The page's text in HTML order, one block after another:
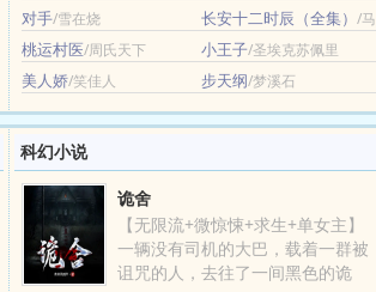
对手/雪在烧 长安十二时辰（全集） /马
伯庸
桃运村医/周氏天下 小王子/圣埃克苏佩里
（法）
美人娇/笑佳人 步天纲/梦溪石
科幻小说
诡舍
【无限流+微惊悚+求生+单女主】
一辆没有司机的大巴，载着一群被
诅咒的人，去往了一间黑色的诡